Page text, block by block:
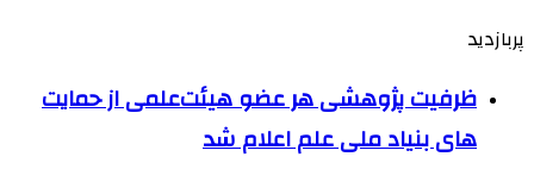
پربازدید
ظرفیت پژوهشی هر عضو هیئت‌علمی از حمایت
های بنیاد ملی علم اعلام شد